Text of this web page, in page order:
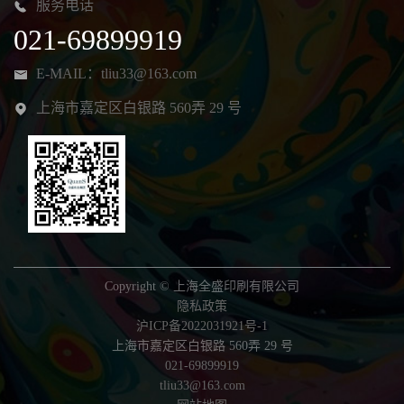
服务电话
021-69899919
E-MAIL： tliu33@163.com
上海市嘉定区白银路 560弄 29 号
Copyright © 上海全盛印刷有限公司
隐私政策
沪ICP备2022031921号-1
上海市嘉定区白银路 560弄 29 号
021-69899919
tliu33@163.com